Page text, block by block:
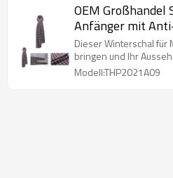
OEM
Anfänger mit
Dieser Winterschal für
bringen und Ihr
Modell:THP2021A09